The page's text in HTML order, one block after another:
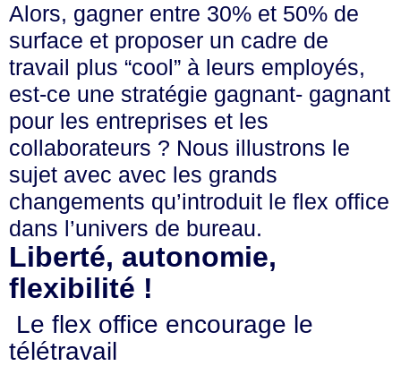
Alors, gagner entre 30% et 50% de
surface et proposer un cadre de
travail plus “cool” à leurs employés,
est-ce une stratégie gagnant- gagnant
pour les entreprises et les
collaborateurs ? Nous illustrons le
sujet avec avec les grands
changements qu’introduit le flex office
dans l’univers de bureau.
Liberté, autonomie,
flexibilité !
Le flex office encourage le
télétravail